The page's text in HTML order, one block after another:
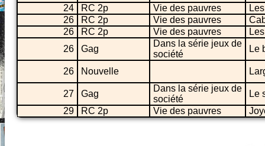
24
RC 2p Vie des pauvres
26
RC 2p Vie des pauvres
26
RC 2p Vie des pauvres
26
Gag
Dans la série jeux de
société
Le
26 Nouvelle
27 Gag
Dans la série jeux de
société
Le
29
RC 2p Vie des pauvres